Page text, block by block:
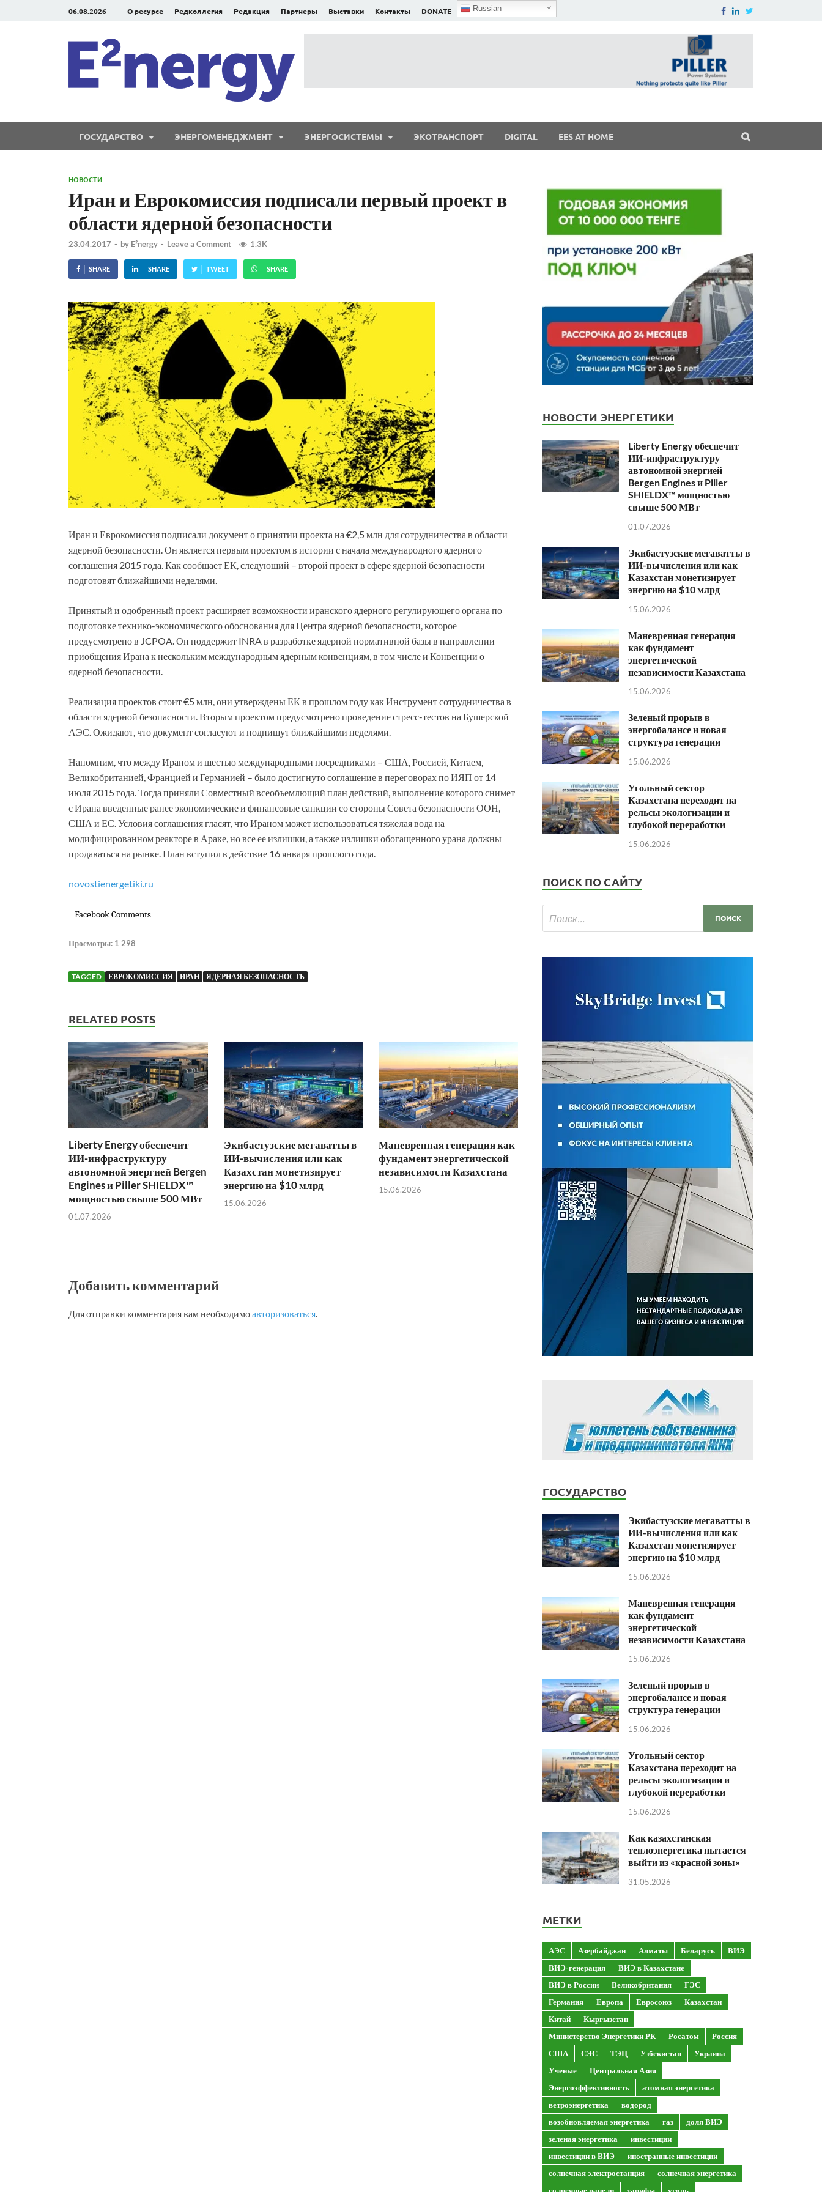
06.08.2026 О ресурсе Редколлегия Редакция Партнеры Выставки Контакты DONATE Russian
ГОСУДАРСТВО ЭНЕРГОМЕНЕДЖМЕНТ ЭНЕРГОСИСТЕМЫ ЭКОТРАНСПОРТ DIGITAL EES AT HOME
НОВОСТИ
Иран и Еврокомиссия подписали первый проект в
области ядерной безопасности
23.04.2017 - by E²nergy - Leave a Comment 1.3K
SHARE SHARE TWEET SHARE
Иран и Еврокомиссия подписали документ о принятии проекта на €2,5 млн для сотрудничества в области
ядерной безопасности. Он является первым проектом в истории с начала международного ядерного
соглашения 2015 года. Как сообщает ЕК, следующий – второй проект в сфере ядерной безопасности
подготовят ближайшими неделями.
Принятый и одобренный проект расширяет возможности иранского ядерного регулирующего органа по
подготовке технико-экономического обоснования для Центра ядерной безопасности, которое
предусмотрено в JCPOA. Он поддержит INRA в разработке ядерной нормативной базы в направлении
приобщения Ирана к нескольким международным ядерным конвенциям, в том числе и Конвенции о
ядерной безопасности.
Реализация проектов стоит €5 млн, они утверждены ЕК в прошлом году как Инструмент сотрудничества в
области ядерной безопасности. Вторым проектом предусмотрено проведение стресс-тестов на Бушерской
АЭС. Ожидают, что документ согласуют и подпишут ближайшими неделями.
Напомним, что между Ираном и шестью международными посредниками – США, Россией, Китаем,
Великобританией, Францией и Германией – было достигнуто соглашение в переговорах по ИЯП от 14
июля 2015 года. Тогда приняли Совместный всеобъемлющий план действий, выполнение которого снимет
с Ирана введенные ранее экономические и финансовые санкции со стороны Совета безопасности ООН,
США и ЕС. Условия соглашения гласят, что Ираном может использоваться тяжелая вода на
модифицированном реакторе в Араке, но все ее излишки, а также излишки обогащенного урана должны
продаваться на рынке. План вступил в действие 16 января прошлого года.
novostienergetiki.ru
Facebook Comments
Просмотры: 1 298
TAGGED ЕВРОКОМИССИЯ ИРАН ЯДЕРНАЯ БЕЗОПАСНОСТЬ
RELATED POSTS
Liberty Energy обеспечит
ИИ-инфраструктуру
автономной энергией Bergen
Engines и Piller SHIELDX™
мощностью свыше 500 МВт
01.07.2026
Экибастузские мегаватты в
ИИ-вычисления или как
Казахстан монетизирует
энергию на $10 млрд
15.06.2026
Маневренная генерация как
фундамент энергетической
независимости Казахстана
15.06.2026
Добавить комментарий
Для отправки комментария вам необходимоавторизоваться.
НОВОСТИ ЭНЕРГЕТИКИ
Liberty Energy обеспечит
ИИ-инфраструктуру
автономной энергией
Bergen Engines и Piller
SHIELDX™ мощностью
свыше 500 МВт
01.07.2026
Экибастузские мегаватты в
ИИ-вычисления или как
Казахстан монетизирует
энергию на $10 млрд
15.06.2026
Маневренная генерация
как фундамент
энергетической
независимости Казахстана
15.06.2026
Зеленый прорыв в
энергобалансе и новая
структура генерации
15.06.2026
Угольный сектор
Казахстана переходит на
рельсы экологизации и
глубокой переработки
15.06.2026
ПОИСК ПО САЙТУ
ГОСУДАРСТВО
Экибастузские мегаватты в
ИИ-вычисления или как
Казахстан монетизирует
энергию на $10 млрд
15.06.2026
Маневренная генерация
как фундамент
энергетической
независимости Казахстана
15.06.2026
Зеленый прорыв в
энергобалансе и новая
структура генерации
15.06.2026
Угольный сектор
Казахстана переходит на
рельсы экологизации и
глубокой переработки
15.06.2026
Как казахстанская
теплоэнергетика пытается
выйти из «красной зоны»
31.05.2026
МЕТКИ
АЭС Азербайджан Алматы Беларусь
ВИЭ
ВИЭ-генерация
ВИЭ в Казахстане
ВИЭ в России
Великобритания
ГЭС
Германия
Европа Евросоюз
Казахстан
Китай
Кыргызстан
Министерство Энергетики РК
Росатом
Россия
США
СЭС ТЭЦ Узбекистан
Украина
Ученые
Центральная Азия
Энергоэффективность
атомная энергетика
ветроэнергетика
водород
возобновляемая энергетика
газ
доля ВИЭ
зеленая энергетика
инвестиции
инвестиции в ВИЭ
иностранные инвестиции
солнечная электростанция
солнечная энергетика
солнечные панели
тарифы уголь